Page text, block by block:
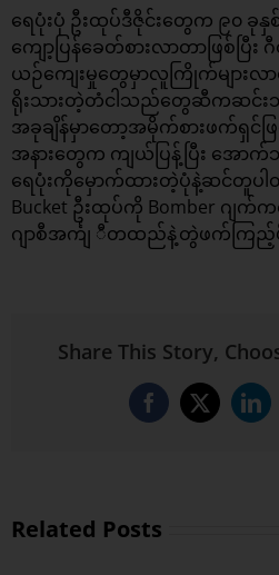
ရေပုံးပုံ ဦးထုပ်ဒီဇိုင်းတွေက ၉၀
ကျော့ပြန်ခေတ်စားလာတာဖြစ်ပြီး
ယဉ်ကျေးမှုတွေမှာလူကြိုက်များလာ
ရိုးသားတဲ့တံငါသည်တွေဆီကဆင်း
အခုချိန်မှာတော့အမိုက်စားဖက်ရှင်ဖြ
အနားတွေက ကျယ်ပြန့်ပြီး အေ
ရေပုံးကိုမှောက်ထားတဲ့ပုံနဲ့ဆင်တူပ
Bucket ဦးထုပ်ကို Bomber ဂ
ဂျာစီအင်္ကျ ီတထည်နဲ့တွဲဖက်ကြည့်
Share This Story,
Facebook
X
Related Posts